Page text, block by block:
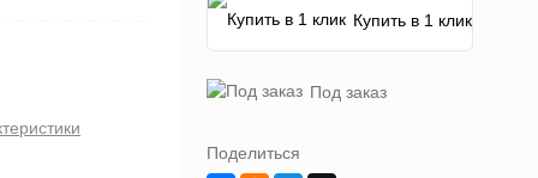
Купить в 1 клик
Под заказ
Поделиться